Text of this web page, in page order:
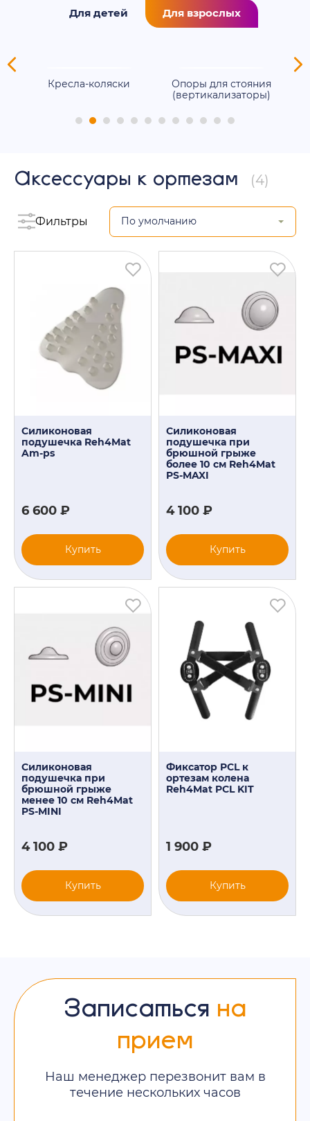
Для детей Для взрослых
Кресла-коляски
Опоры для стояния
(вертикализаторы)
Аксессуары к ортезам (4)
Фильтры
Силиконовая
подушечка Reh4Mat
Am-ps
6 600 ₽
Купить
Силиконовая
подушечка при
брюшной грыже
более 10 см Reh4Mat
PS-MAXI
4 100 ₽
Купить
Силиконовая
подушечка при
брюшной грыже
менее 10 см Reh4Mat
PS-MINI
4 100 ₽
Купить
Фиксатор PCL к
ортезам колена
Reh4Mat PCL KIT
1 900 ₽
Купить
Записаться на
прием
Наш менеджер перезвонит вам в
течение нескольких часов